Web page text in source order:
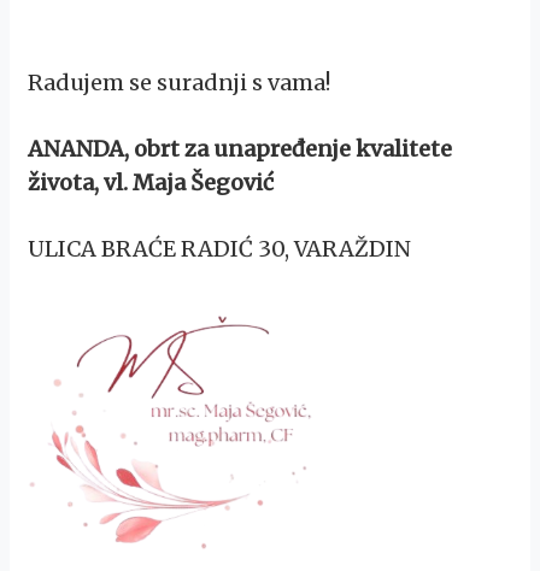
Radujem se suradnji s vama!
ANANDA, obrt za unapređenje kvalitete
života, vl. Maja Šegović
ULICA BRAĆE RADIĆ 30, VARAŽDIN